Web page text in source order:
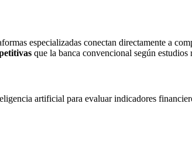
especializadas conectan directamente a
que la banca convencional según estudios
artificial para evaluar indicadores